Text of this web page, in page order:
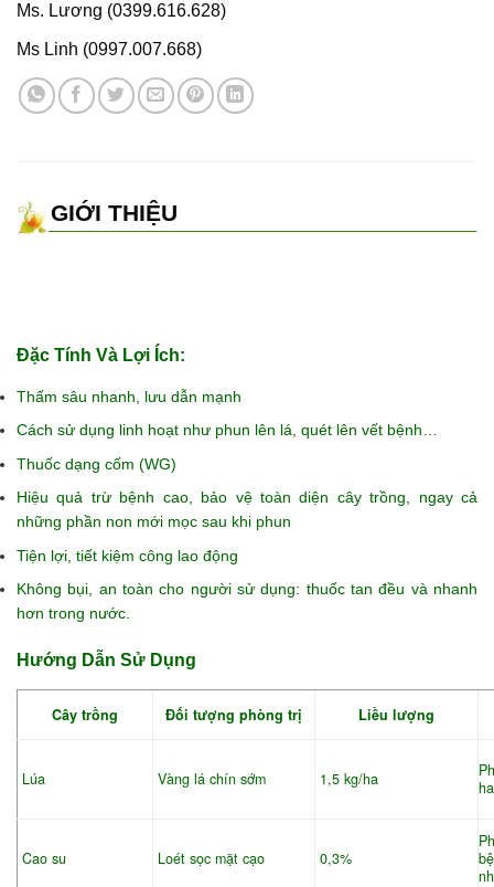
Ms. Lương (0399.616.628)
Ms Linh (0997.007.668)
GIỚI THIỆU
Đặc Tính Và Lợi Ích:
Thấm sâu nhanh, lưu dẫn mạnh
Cách sử dụng linh hoạt như phun lên lá, quét lên vết bệnh…
Thuốc dạng cốm (WG)
Hiệu quả trừ bệnh cao, bảo vệ toàn diện cây trồng, ngay cả
những phần non mới mọc sau khi phun
Tiện lợi, tiết kiệm công lao động
Không bụi, an toàn cho người sử dụng: thuốc tan đều và nhanh
hơn trong nước.
Hướng Dẫn Sử Dụng
Cây trồng Đối tượng phòng trị Liều lượng
Lúa Vàng lá chín sớm 1,5 kg/ha
Cao su Loét sọc mặt cạo 0,3%